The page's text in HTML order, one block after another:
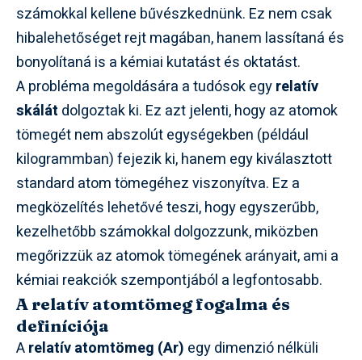
számokkal kellene bűvészkednünk. Ez nem csak
hibalehetőséget rejt magában, hanem lassítaná és
bonyolítaná is a kémiai kutatást és oktatást.
A probléma megoldására a tudósok egyrelatív
skálát dolgoztak ki. Ez azt jelenti, hogy az atomok
tömegét nem abszolút egységekben (például
kilogrammban) fejezik ki, hanem egy kiválasztott
standard atom tömegéhez viszonyítva. Ez a
megközelítés lehetővé teszi, hogy egyszerűbb,
kezelhetőbb számokkal dolgozzunk, miközben
megőrizzük az atomok tömegének arányait, ami a
kémiai reakciók szempontjából a legfontosabb.
A relatív atomtömeg fogalma és
definíciója
Arelatív atomtömeg (Ar) egy dimenzió nélküli